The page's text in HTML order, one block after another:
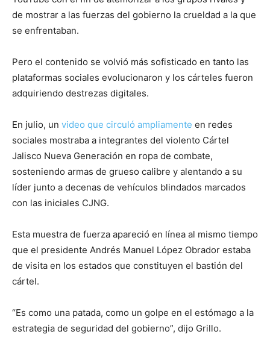
de mostrar a las fuerzas del gobierno la crueldad a la que
se enfrentaban.
Pero el contenido se volvió más sofisticado en tanto las
plataformas sociales evolucionaron y los cárteles fueron
adquiriendo destrezas digitales.
En julio, un video que circuló ampliamente en redes
sociales mostraba a integrantes del violento Cártel
Jalisco Nueva Generación en ropa de combate,
sosteniendo armas de grueso calibre y alentando a su
líder junto a decenas de vehículos blindados marcados
con las iniciales CJNG.
Esta muestra de fuerza apareció en línea al mismo tiempo
que el presidente Andrés Manuel López Obrador estaba
de visita en los estados que constituyen el bastión del
cártel.
“Es como una patada, como un golpe en el estómago a la
estrategia de seguridad del gobierno”, dijo Grillo.